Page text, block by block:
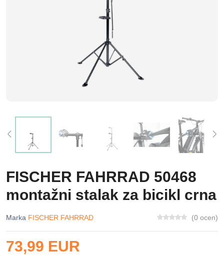
FISCHER FAHRRAD 50468
montažni stalak za bicikl crna
Marka FISCHER FAHRRAD (0 ocen)
73,99 EUR